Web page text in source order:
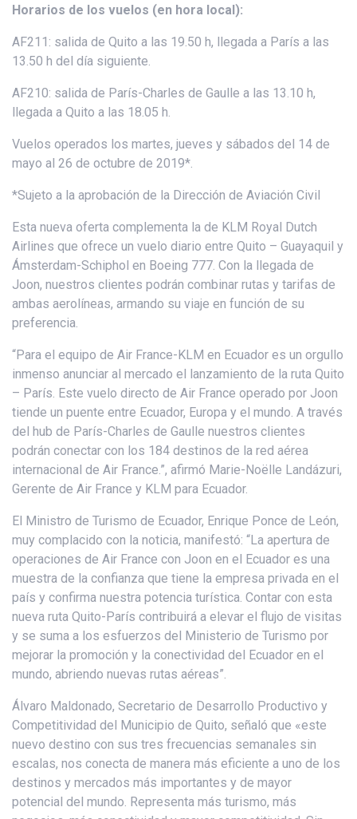
Horarios de los vuelos (en hora local):
AF211: salida de Quito a las 19.50 h, llegada a París a las
13.50 h del día siguiente.
AF210: salida de París-Charles de Gaulle a las 13.10 h,
llegada a Quito a las 18.05 h.
Vuelos operados los martes, jueves y sábados del 14 de
mayo al 26 de octubre de 2019*.
*Sujeto a la aprobación de la Dirección de Aviación Civil
Esta nueva oferta complementa la de KLM Royal Dutch
Airlines que ofrece un vuelo diario entre Quito – Guayaquil y
Ámsterdam-Schiphol en Boeing 777. Con la llegada de
Joon, nuestros clientes podrán combinar rutas y tarifas de
ambas aerolíneas, armando su viaje en función de su
preferencia.
“Para el equipo de Air France-KLM en Ecuador es un orgullo
inmenso anunciar al mercado el lanzamiento de la ruta Quito
– París. Este vuelo directo de Air France operado por Joon
tiende un puente entre Ecuador, Europa y el mundo. A través
del hub de París-Charles de Gaulle nuestros clientes
podrán conectar con los 184 destinos de la red aérea
internacional de Air France.”, afirmó Marie-Noëlle Landázuri,
Gerente de Air France y KLM para Ecuador.
El Ministro de Turismo de Ecuador, Enrique Ponce de León,
muy complacido con la noticia, manifestó: “La apertura de
operaciones de Air France con Joon en el Ecuador es una
muestra de la confianza que tiene la empresa privada en el
país y confirma nuestra potencia turística. Contar con esta
nueva ruta Quito-París contribuirá a elevar el flujo de visitas
y se suma a los esfuerzos del Ministerio de Turismo por
mejorar la promoción y la conectividad del Ecuador en el
mundo, abriendo nuevas rutas aéreas”.
Álvaro Maldonado, Secretario de Desarrollo Productivo y
Competitividad del Municipio de Quito, señaló que «este
nuevo destino con sus tres frecuencias semanales sin
escalas, nos conecta de manera más eficiente a uno de los
destinos y mercados más importantes y de mayor
potencial del mundo. Representa más turismo, más